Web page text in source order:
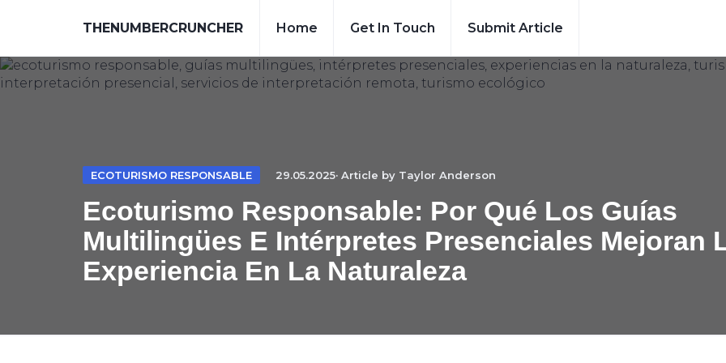
THENUMBERCRUNCHER Home Get In Touch Submit Article
ECOTURISMO RESPONSABLE 29.05.2025· Article by Taylor Anderson
Ecoturismo Responsable: Por Qué Los Guías
Multilingües E Intérpretes Presenciales Mejoran
Experiencia En La Naturaleza